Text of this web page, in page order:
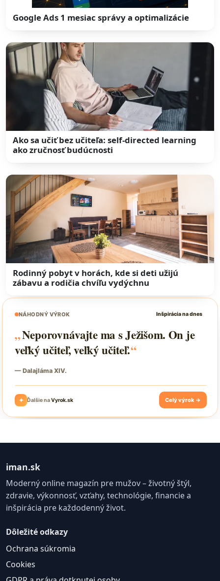
Google Ads 1 mesiac správy a optimalizácie
Ako sa učiť bez učiteľa: self-directed learning
ako zručnosť budúcnosti
Rodinný pobyt v horách, kde si deti užijú
zábavu a rodičia chvíľu vydýchnu
iman.sk
Moderný online magazín pre mužov – životný štýl,
zdravie, výkonnosť, vzťahy, technológie, financie a
inšpirácia pre každodenný život.
Dôležité odkazy
Ochrana súkromia
Cookies